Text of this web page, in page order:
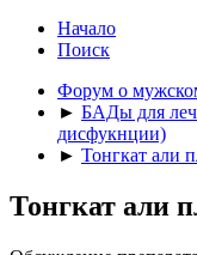
Начало
Поиск
Форум о
► БАДы для
дисфукнции)
► Тонгкат али
Тонгкат али